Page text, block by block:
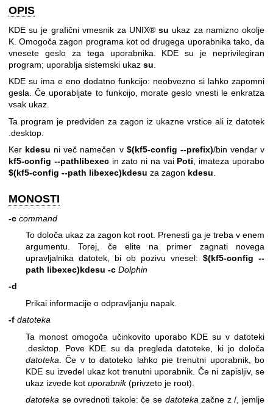
OPIS
KDE su je grafični vmesnik za UNIX®su ukaz za namizno okolje
K. Omogoča zagon programa kot od drugega uporabnika tako, da
vnesete geslo za tega uporabnika. KDE su je neprivilegiran
program; uporablja sistemski ukaz su
KDE su ima e eno dodatno funkcijo: neobvezno si lahko zapomni
gesla. Če uporabljate to funkcijo, morate geslo vnesti le enkratza
vsak ukaz.
Ta program je predviden za zagon iz ukazne vrstice ali iz datotek
.desktop.
Ker kdesu ni več namečen v $(kf5-config --prefix)/bin vendar v
kf5-config --pathlibexecin zato ni na vai Poti , imateza uporabo
$(kf5-config --path libexec)kdesu za zagon kdesu
MONOSTI
-c command
To določa ukaz za zagon kot root. Prenesti ga je treba v enem
argumentu. Torej, če elite na primer zagnati novega
upravljalnika datotek, bi ob pozivu vnesel: $(kf5-config --
path libexec)kdesu -c Dolphin
-d
Prikai informacije o odpravljanju napak.
-f datoteka
Ta monost omogoča učinkovito uporabo KDE su v datoteki
.desktop. Pove KDE su da pregleda datoteke, ki jo določa
datoteka . Če v to datoteko lahko pie trenutni uporabnik, bo
KDE su izvedel ukaz kot trenutni uporabnik. Če ni zapisljiv, se
ukaz izvede kot uporabnik(privzeto je root).
datoteka se ovrednoti takole: če se datoteka začne z /, jemlje